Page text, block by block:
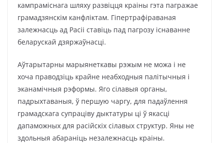
кампраміснага шляху развіцця краіны гэта пагражае
грамадзянскім канфліктам. Гіпертрафіраваная
залежнасць ад Расіі ставіць пад пагрозу існаванне
беларускай дзяржаўнасці.
Аўтарытарны марыянеткавы рэжым не можа і не
хоча праводзіць крайне неабходныя палітычныя і
эканамічныя рэформы. Яго сілавыя органы,
падрыхтаваныя, ў першую чаргу, для падаўлення
грамадскага супраціву дыктатуры ці ў якасці
дапаможных для расійскіх сілавых структур. Яны не
здольныя абараніць незалежнасць краіны.